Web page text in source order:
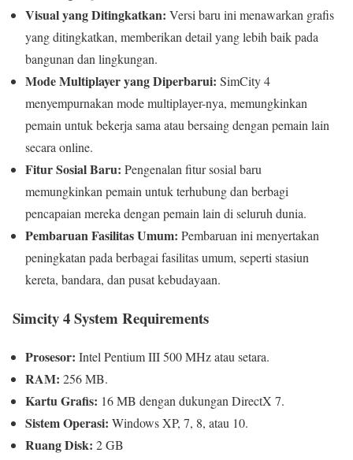
Visual yang Ditingkatkan: Versi baru ini menawarkan grafis
yang ditingkatkan, memberikan detail yang lebih baik pada
bangunan dan lingkungan.
Mode Multiplayer yang Diperbarui: SimCity 4
menyempurnakan mode multiplayer-nya, memungkinkan
pemain untuk bekerja sama atau bersaing dengan pemain lain
secara online.
Fitur Sosial Baru: Pengenalan fitur sosial baru
memungkinkan pemain untuk terhubung dan berbagi
pencapaian mereka dengan pemain lain di seluruh dunia.
Pembaruan Fasilitas Umum: Pembaruan ini menyertakan
peningkatan pada berbagai fasilitas umum, seperti stasiun
kereta, bandara, dan pusat kebudayaan.
Simcity 4 System Requirements
Prosesor: Intel Pentium III 500 MHz atau setara.
RAM: 256 MB.
Kartu Grafis: 16 MB dengan dukungan DirectX 7.
Sistem Operasi: Windows XP, 7, 8, atau 10.
Ruang Disk: 2 GB